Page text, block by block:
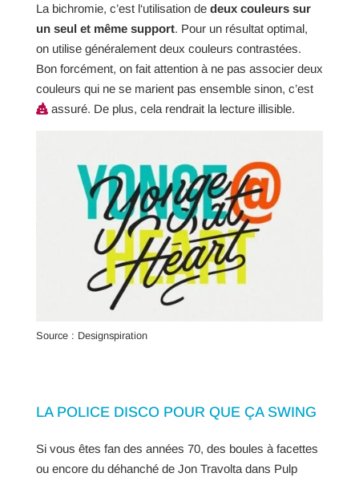
La bichromie, c’est l‘utilisation de deux couleurs sur
un seul et même support. Pour un résultat optimal,
on utilise généralement deux couleurs contrastées.
Bon forcément, on fait attention à ne pas associer deux
couleurs qui ne se marient pas ensemble sinon, c’est
assuré. De plus, cela rendrait la lecture illisible.
Source : Designspiration
LA POLICE DISCO POUR QUE ÇA SWING
Si vous êtes fan des années 70, des boules à facettes
ou encore du déhanché de Jon Travolta dans Pulp